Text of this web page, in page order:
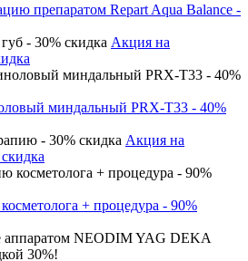
препаратом Repart Aqua Balance -
Акция на
миндальный PRX-T33 - 40%
Акция на
+ процедура - 90%